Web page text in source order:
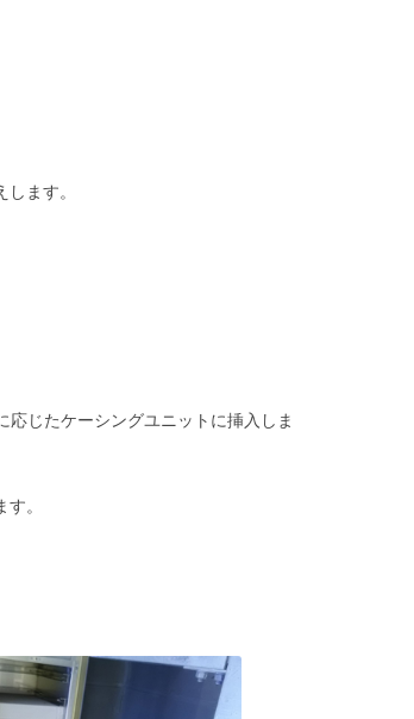
ます。
応じたケーシングユニットに挿入しま
。